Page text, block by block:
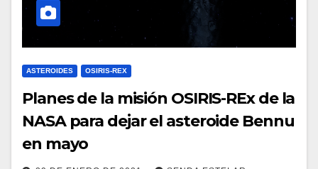
ASTEROIDES OSIRIS-REX
Planes de la misión OSIRIS-REx de la
NASA para dejar el asteroide Bennu
en mayo